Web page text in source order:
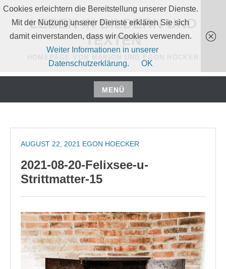
Zum
Inhalt
springen
LEBEN IN BILDERN UND
TEXTEN
MENÜ
Zum
springen
AUGUST 22, 2021 EGON HOECKER
2021-08-20-Felixsee-u-
Strittmatter-15
Cookies erleichtern die Bereitstellung unserer Dienste.
Mit der Nutzung unserer Dienste erklären Sie sich
damit einverstanden, dass wir Cookies verwenden.
Weiter Informationen in unserer
Datenschutzerklärung.
OK